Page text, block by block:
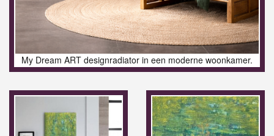
My Dream ART designradiator in een moderne woonkamer.